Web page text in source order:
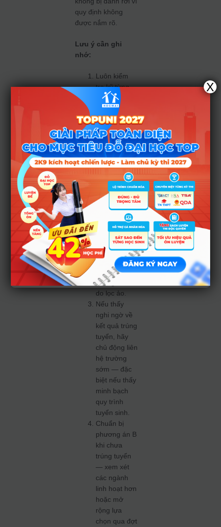
quy định không
được nắm rõ.
Lưu ý cần ghi
nhớ:
Luôn kiểm
tra kỹ từng
điều kiện phụ
của ngành
đăng ký (như
mức điểm
mỗi môn,
chứng chỉ
ngoại ngữ…)
đăng nguyện
vọng.
Ưu tiên đặt
ngành yêu
thích ở vị trí
nguyện vọng
cao nhất nếu
có khả năng
trúng — để
không bị loại
do lọc ảo.
Nếu thấy
nghi ngờ về
kết quả trúng
tuyển, hãy
chủ động liên
hệ trường
sớm — đặc
biệt nếu thấy
minh bạch
quy trình
tuyển sinh.
Chuẩn bị
phương án B
khi chưa
trúng tuyển
— xem xét
các ngành
linh hoạt hơn
hoặc mở
rộng lựa
chọn qua đợt
X